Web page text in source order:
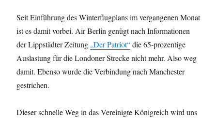
Seit Einführung des Winterflugplans im vergangenen Monat
ist es damit vorbei. Air Berlin genügt nach Informationen
der Lippstädter Zeitung „Der Patriot“die 65-prozentige
Auslastung für die Londoner Strecke nicht mehr. Also weg
damit. Ebenso wurde die Verbindung nach Manchester
gestrichen.
Dieser schnelle Weg in das Vereinigte Königreich wird uns